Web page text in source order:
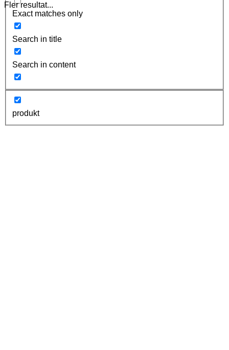
Fler resultat...
Exact matches only
Search in title
Search in content
produkt